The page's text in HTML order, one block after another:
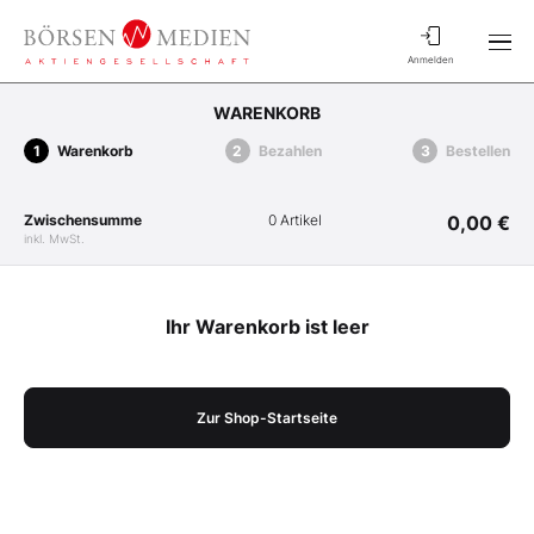
Anmelden
WARENKORB
Warenkorb Bezahlen Bestellen
Zwischensumme
inkl. MwSt.
0 Artikel 0,00 €
Ihr Warenkorb ist leer
Zur Shop-Startseite